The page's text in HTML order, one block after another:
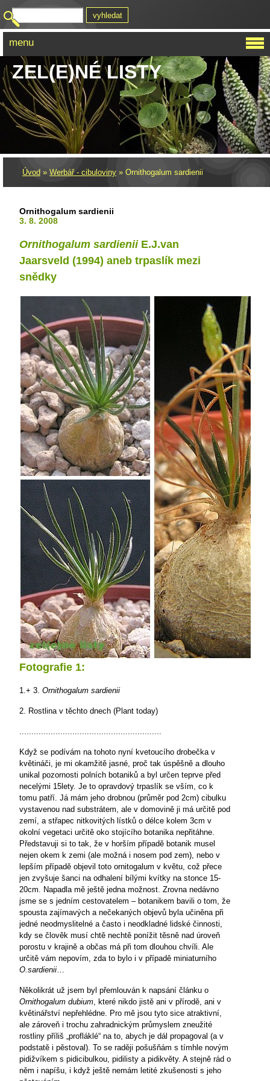
ZEL(E)NÉ LISTY
Úvod » Werbář - cibuloviny » Ornithogalum sardienii
Ornithogalum sardienii
3. 8. 2008
Ornithogalum sardienii E.J.van
Jaarsveld (1994) aneb trpaslík mezi
snědky
Fotografie 1:
1.+ 3. Ornithogalum sardienii
2. Rostlina v těchto dnech (Plant today)
...........................................................
Když se podívám na tohoto nyní kvetoucího drobečka v
květináči, je mi okamžitě jasné, proč tak úspěšně a dlouho
unikal pozornosti polních botaniků a byl určen teprve před
necelými 15lety. Je to opravdový trpaslík se vším, co k
tomu patří. Já mám jeho drobnou (průměr pod 2cm) cibulku
vystavenou nad substrátem, ale v domovině ji má určitě pod
zemí, a střapec nitkovitých lístků o délce kolem 3cm v
okolní vegetaci určitě oko stojícího botanika nepřitáhne.
Představuji si to tak, že v horším případě botanik musel
nejen okem k zemi (ale možná i nosem pod zem), nebo v
lepším případě objevil toto ornitogalum v květu, což přece
jen zvyšuje šanci na odhalení bílými kvítky na stonce 15-
20cm. Napadla mě ještě jedna možnost. Zrovna nedávno
jsme se s jedním cestovatelem – botanikem bavili o tom, že
spousta zajímavých a nečekaných objevů byla učiněna při
jedné neodmyslitelné a často i neodkladné lidské činnosti,
kdy se člověk musí chtě nechtě ponížit těsně nad úroveň
porostu v krajině a občas má při tom dlouhou chvíli. Ale
určitě vám nepovím, zda to bylo i v případě miniaturního
O.sardienii…
Několikrát už jsem byl přemlouván k napsání článku o
Ornithogalum dubium, které nikdo jistě ani v přírodě, ani v
květinářství nepřehlédne. Pro mě jsou tyto sice atraktivní,
ale zároveň i trochu zahradnickým průmyslem zneužité
rostliny příliš „profláklé“ na to, abych je dál propagoval (a v
podstatě i pěstoval). To se raději pošušňám s tímhle novým
pidižvíkem s pidicibulkou, pidilisty a pidikvěty. A stejně rád o
něm i napíšu, i když ještě nemám letité zkušenosti s jeho
menu